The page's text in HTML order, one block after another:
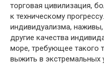
торговая цивилизация,
к техническому
индивидуализма,
другие качества
море, требующее такого
выжить в экстремальных